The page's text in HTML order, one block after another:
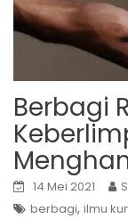
Berbagi
14 Mei 2021
berbagi, ilmu